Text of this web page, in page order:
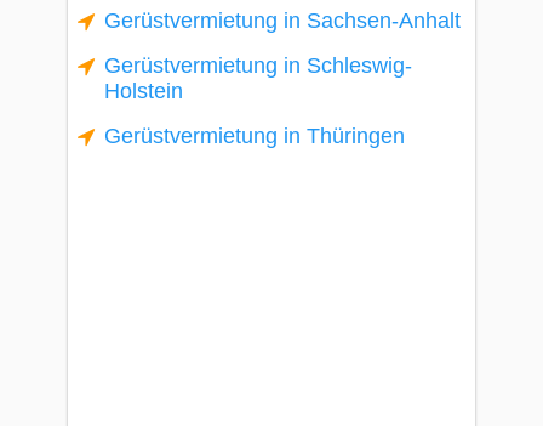
Gerüstvermietung in Sachsen-Anhalt
Gerüstvermietung in Schleswig-
Holstein
Gerüstvermietung in Thüringen